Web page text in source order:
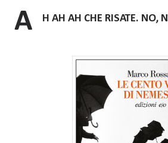
A H AH AH CHE RISATE. NO,